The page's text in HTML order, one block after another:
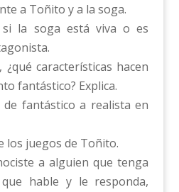
a Toñito y a la soga.
si la soga está viva o es
características hacen
fantástico? Explica.
de fantástico a realista en
los juegos de Toñito.
a alguien que tenga
hable y le responda,